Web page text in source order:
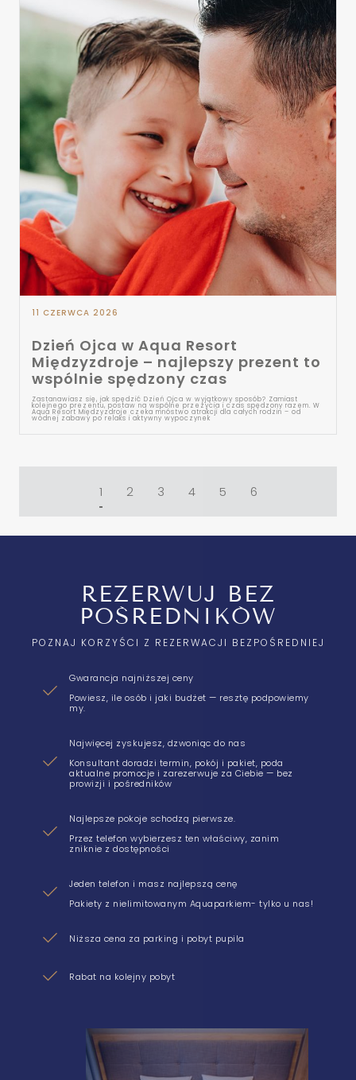
11 CZERWCA 2026
Dzień Ojca w Aqua Resort
Międzyzdroje – najlepszy prezent to
wspólnie spędzony czas
Zastanawiasz się, jak spędzić Dzień Ojca w wyjątkowy sposób? Zamiast
kolejnego prezentu, postaw na wspólne przeżycia i czas spędzony razem. W
Aqua Resort Międzyzdroje czeka mnóstwo atrakcji dla całych rodzin – od
wodnej zabawy po relaks i aktywny wypoczynek
1 2 3 4 5 6
REZERWUJ BEZ
POŚREDNIKÓW
POZNAJ KORZYŚCI Z REZERWACJI BEZPOŚREDNIEJ
Gwarancja najniższej ceny
Powiesz, ile osób i jaki budżet — resztę podpowiemy
my.
Najwięcej zyskujesz, dzwoniąc do nas
Konsultant doradzi termin, pokój i pakiet, poda
aktualne promocje i zarezerwuje za Ciebie — bez
prowizji i pośredników
Najlepsze pokoje schodzą pierwsze.
Przez telefon wybierzesz ten właściwy, zanim
zniknie z dostępności
Jeden telefon i masz najlepszą cenę
Pakiety z nielimitowanym Aquaparkiem- tylko u nas!
Niższa cena za parking i pobyt pupila
Rabat na kolejny pobyt